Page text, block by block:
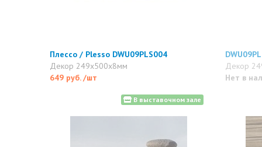
Плессо / Plesso DWU09PLS004
Декор 249x500x8мм
649 руб./шт
Декор
Нет в
В выставочном зале